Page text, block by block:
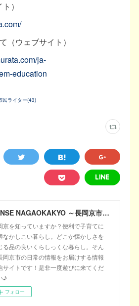
）
（ウェブサイト）
ja-
education
民ライター(43)
SENSE NAGAOKAKYO ～長岡京市のサブサイト～
京を知っていますか？便利で子育てに
なかしこい暮らし。どこか懐かしさを
る品の良いくらしっくな暮らし。そん
岡京市の日常の情報をお届けする情報
サイトです！是非一度遊びに来てくだ
♪
フォロー